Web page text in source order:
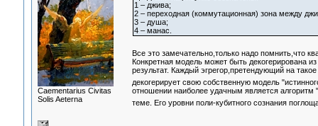
Сaementarius Civitas
Solis Aeterna
1 – джива;
2 – переходная (коммутационная) зона между
3 – душа;
4 – манас.
Все это замечательно,только надо помнить,что
Конкретная модель может быть декогерирована
результат. Каждый эгрегор,претендующий на
декогерирует свою собственную модель
отношении наиболее удачным является алгоритм
теме. Его уровни поли-кубитного сознания